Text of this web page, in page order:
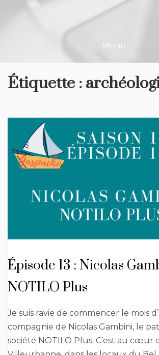
Menu
Étiquette :
Épisode 13 : Nicolas
NOTILO Plus
Je suis ravie de commencer le mois
compagnie de Nicolas Gambini, le
société NOTILO Plus. C’est au cœur